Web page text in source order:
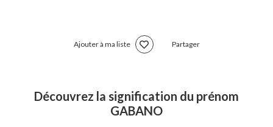
Ajouter à ma liste Partager
Découvrez la signification du prénom
GABANO